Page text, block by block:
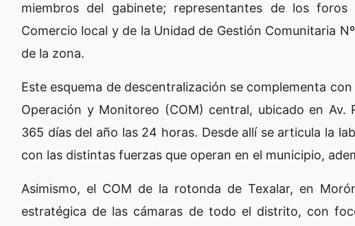
miembros del gabinete; representantes de los
Comercio local y de la Unidad de Gestión Comunitaria
de la zona.
Este esquema de descentralización se complementa
Operación y Monitoreo (COM) central, ubicado en Av.
365 días del año las 24 horas. Desde allí se articula la
con las distintas fuerzas que operan en el municipio,
Asimismo, el COM de la rotonda de Texalar, en
estratégica de las cámaras de todo el distrito, con